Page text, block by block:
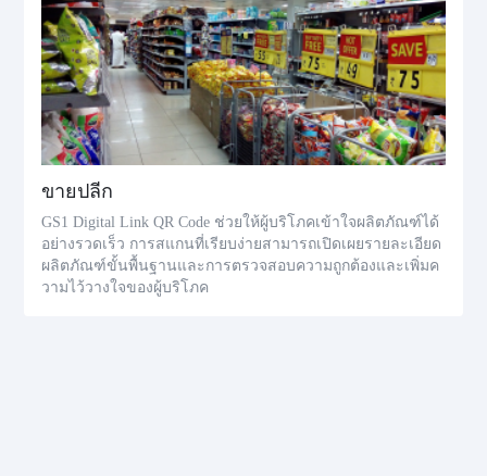
ขายปลีก
GS1 Digital Link QR Code ช่วยให้ผู้บริโภคเข้าใจผลิตภัณฑ์ได้
อย่างรวดเร็ว การสแกนที่เรียบง่ายสามารถเปิดเผยรายละเอียด
ผลิตภัณฑ์ขั้นพื้นฐานและการตรวจสอบความถูกต้องและเพิ่มค
วามไว้วางใจของผู้บริโภค